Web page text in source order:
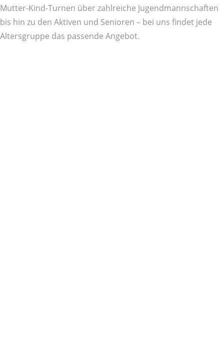
Mutter-Kind-Turnen über zahlreiche Jugendmannschaften
bis hin zu den Aktiven und Senioren – bei uns findet jede
Altersgruppe das passende Angebot.